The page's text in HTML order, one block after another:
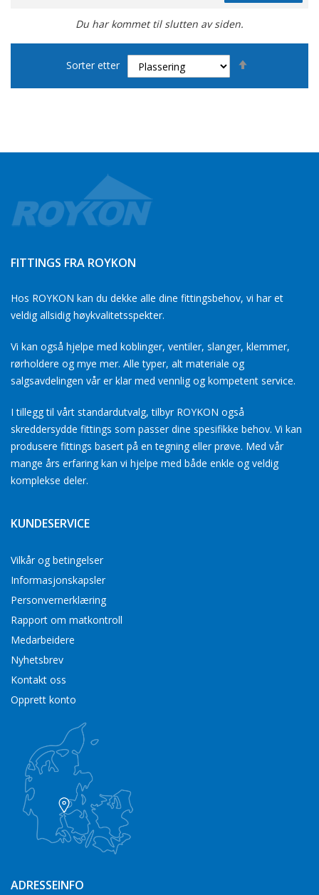
Du har kommet til slutten av siden.
Sorter etter
FITTINGS FRA ROYKON
Hos ROYKON kan du dekke alle dine fittingsbehov, vi har et
veldig allsidig høykvalitetsspekter.
Vi kan også hjelpe med koblinger, ventiler, slanger, klemmer,
rørholdere og mye mer. Alle typer, alt materiale og
salgsavdelingen vår er klar med vennlig og kompetent service.
I tillegg til vårt standardutvalg, tilbyr ROYKON også
skreddersydde fittings som passer dine spesifikke behov. Vi kan
produsere fittings basert på en tegning eller prøve. Med vår
mange års erfaring kan vi hjelpe med både enkle og veldig
komplekse deler.
KUNDESERVICE
Vilkår og betingelser
Informasjonskapsler
Personvernerklæring
Rapport om matkontroll
Medarbeidere
Nyhetsbrev
Kontakt oss
Opprett konto
ADRESSEINFO